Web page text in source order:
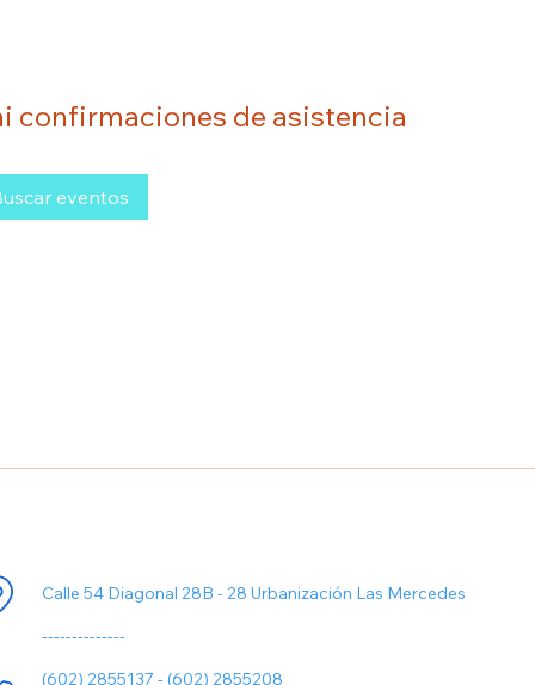
confirmaciones de asistencia
eventos
Calle 54 Diagonal 28B - 28 Urbanización Las Mercedes
--------------
(602) 2855137 - (602) 2855208